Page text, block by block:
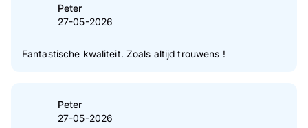
Peter
27-05-2026
Fantastische kwaliteit. Zoals altijd trouwens !
Peter
27-05-2026